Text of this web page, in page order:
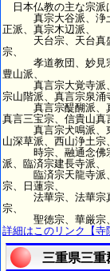
日本仏教の主な宗派
真宗大谷派、浄土
正派、真宗木辺派、
天台宗、天台真盛
宗、
孝道教団、妙見宗
豊山派、
真言宗大覚寺派、
宗山階派、真言宗泉涌
真言宗醍醐派、真
真言三宝宗、信貴山真
真言宗犬鳴派、東
山深草派、西山浄土宗、
時宗、融通念佛宗
派、臨済宗建長寺派、
臨済宗天龍寺派、
宗、日蓮宗、
法華宗、法華宗真
宗、
聖徳宗、華厳宗、
詳細はこのリンク【寺
三重県三重